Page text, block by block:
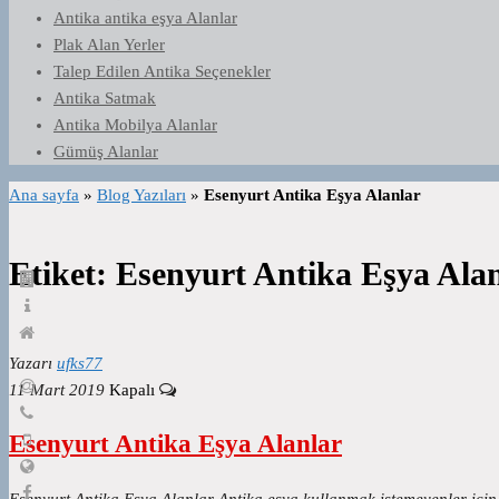
Antika antika eşya Alanlar
Plak Alan Yerler
Talep Edilen Antika Seçenekler
Antika Satmak
Antika Mobilya Alanlar
Gümüş Alanlar
Ana sayfa » Blog Yazıları » Esenyurt Antika Eşya Alanlar
Etiket: Esenyurt Antika Eşya
Yazarı ufks77
11 Mart 2019 Kapalı
Esenyurt Antika Eşya Alanlar